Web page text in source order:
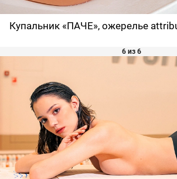
Купальник «ПАЧЕ», ожерелье
6 из 6